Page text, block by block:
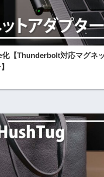
【Thunderbolt対応マグネ